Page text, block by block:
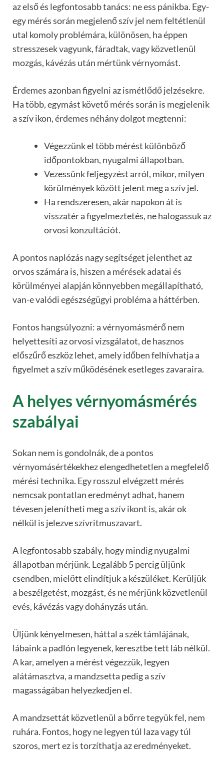
az első és legfontosabb tanács: ne ess pánikba. Egy-
egy mérés során megjelenő szív jel nem feltétlenül
utal komoly problémára, különösen, ha éppen
stresszesek vagyunk, fáradtak, vagy közvetlenül
mozgás, kávézás után mértünk vérnyomást.
Érdemes azonban figyelni az ismétlődő jelzésekre.
Ha több, egymást követő mérés során is megjelenik
a szív ikon, érdemes néhány dolgot megtenni:
Végezzünk el több mérést különböző
időpontokban, nyugalmi állapotban.
Vezessünk feljegyzést arról, mikor, milyen
körülmények között jelent meg a szív jel.
Ha rendszeresen, akár napokon át is
visszatér a figyelmeztetés, ne halogassuk az
orvosi konzultációt.
A pontos naplózás nagy segítséget jelenthet az
orvos számára is, hiszen a mérések adatai és
körülményei alapján könnyebben megállapítható,
van-e valódi egészségügyi probléma a háttérben.
Fontos hangsúlyozni: a vérnyomásmérő nem
helyettesíti az orvosi vizsgálatot, de hasznos
előszűrő eszköz lehet, amely időben felhívhatja a
figyelmet a szív működésének esetleges zavaraira.
A helyes vérnyomásmérés
szabályai
Sokan nem is gondolnák, de a pontos
vérnyomásértékekhez elengedhetetlen a megfelelő
mérési technika. Egy rosszul elvégzett mérés
nemcsak pontatlan eredményt adhat, hanem
tévesen jelenítheti meg a szív ikont is, akár ok
nélkül is jelezve szívritmuszavart.
A legfontosabb szabály, hogy mindig nyugalmi
állapotban mérjünk. Legalább 5 percig üljünk
csendben, mielőtt elindítjuk a készüléket. Kerüljük
a beszélgetést, mozgást, és ne mérjünk közvetlenül
evés, kávézás vagy dohányzás után.
Üljünk kényelmesen, háttal a szék támlájának,
lábaink a padlón legyenek, keresztbe tett láb nélkül.
A kar, amelyen a mérést végezzük, legyen
alátámasztva, a mandzsetta pedig a szív
magasságában helyezkedjen el.
A mandzsettát közvetlenül a bőrre tegyük fel, nem
ruhára. Fontos, hogy ne legyen túl laza vagy túl
szoros, mert ez is torzíthatja az eredményeket.